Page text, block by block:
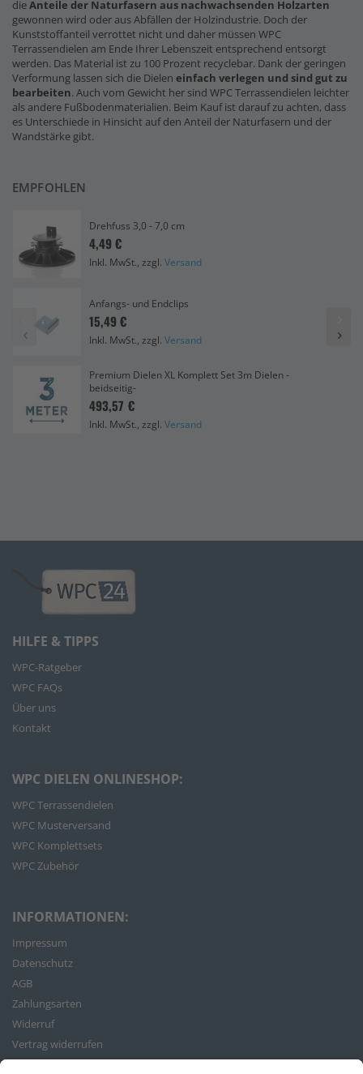
dieAnteile der Naturfasern aus nachwachsenden Holzarten
gewonnen wird oder aus Abfällen der Holzindustrie. Doch der
Kunststoffanteil verrottet nicht und daher müssen WPC
Terrassendielen am Ende Ihrer Lebenszeit entsprechend entsorgt
werden. Das Material ist zu 100 Prozent recyclebar. Dank der geringen
Verformung lassen sich die Dielen einfach verlegen und sind gut zu
bearbeiten. Auch vom Gewicht her sind WPC Terrassendielen leichter
als andere Fußbodenmaterialien. Beim Kauf ist darauf zu achten, dass
es Unterschiede in Hinsicht auf den Anteil der Naturfasern und der
Wandstärke gibt.
EMPFOHLEN
Drehfuss 3,0 - 7,0 cm
4,49 €
Inkl. MwSt., zzgl. Versand
Anfangs- und Endclips
15,49 €
Inkl. MwSt., zzgl. Versand
Premium Dielen XL Komplett Set 3m Dielen -
beidseitig-
493,57 €
Inkl. MwSt., zzgl. Versand
HILFE & TIPPS
WPC-Ratgeber
WPC FAQs
Über uns
Kontakt
WPC DIELEN ONLINESHOP:
WPC Terrassendielen
WPC Musterversand
WPC Komplettsets
WPC Zubehör
INFORMATIONEN:
Impressum
Datenschutz
AGB
Zahlungsarten
Widerruf
Vertrag widerrufen
Bestellvorgang